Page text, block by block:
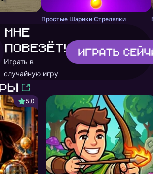
Простые Шарики Стрелялки
Мне
повезёт!
Играть в
случайную игру
Играть
5,0